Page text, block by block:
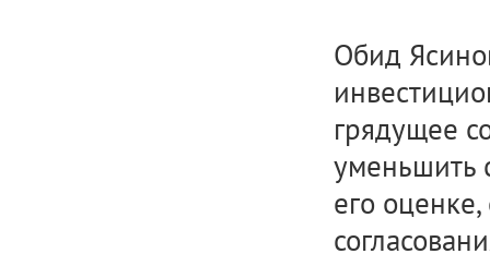
Обид
грядущее
уменьшить
его